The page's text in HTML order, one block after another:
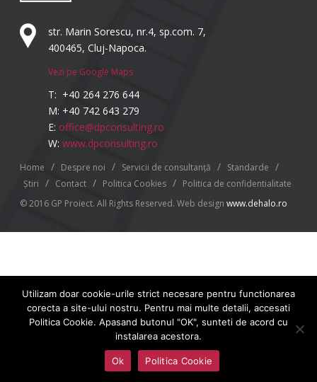
str. Marin Sorescu, nr.4, sp.com. 7,
400465, Cluj-Napoca.
Vezi pe Google Maps
T: +40 264 276 644
M: +40 742 643 279
E: office@dpconsulting.ro
W: www.dpconsulting.ro
Home / Despre noi / Servicii de consultanță / Standarde /
Știri / Contact / Politica Cookies / Politica de confidentialitate
© 2016 GP Proiect. All Rights Reserved. Web design www.dehalo.ro
Utilizam doar cookie-urile strict necesare pentru functionarea
corecta a site-ului nostru. Pentru mai multe detalii, accesati
Politica Cookie. Apasand butonul "OK", sunteti de acord cu
instalarea acestora.
Ok Politica Cookie